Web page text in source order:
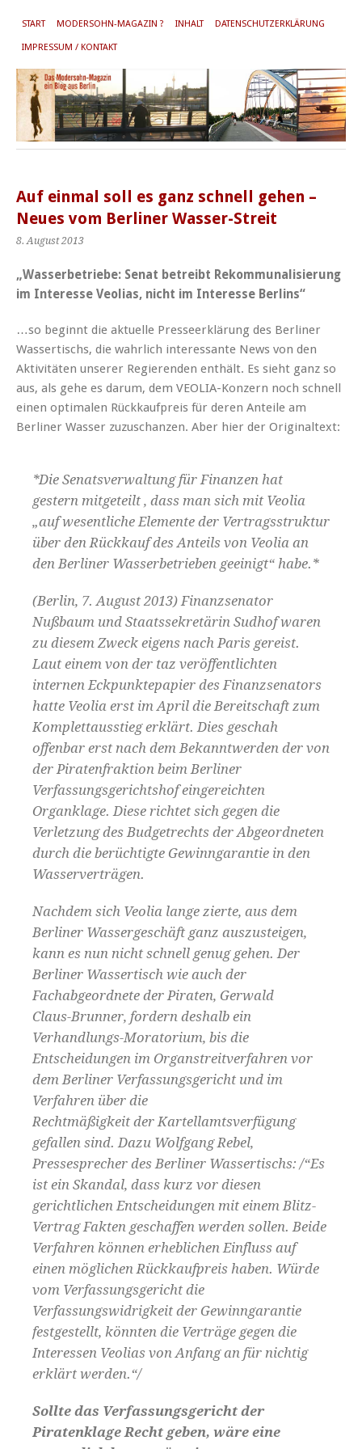
START MODERSOHN-MAGAZIN ? INHALT DATENSCHUTZERKLÄRUNG
IMPRESSUM / KONTAKT
Auf einmal soll es ganz schnell gehen –
Neues vom Berliner Wasser-Streit
8. August 2013
„Wasserbetriebe: Senat betreibt Rekommunalisierung
im Interesse Veolias, nicht im Interesse Berlins“
…so beginnt die aktuelle Presseerklärung des Berliner
Wassertischs, die wahrlich interessante News von den
Aktivitäten unserer Regierenden enthält. Es sieht ganz so
aus, als gehe es darum, dem VEOLIA-Konzern noch schnell
einen optimalen Rückkaufpreis für deren Anteile am
Berliner Wasser zuzuschanzen. Aber hier der Originaltext:
*Die Senatsverwaltung für Finanzen hat
gestern mitgeteilt , dass man sich mit Veolia
„auf wesentliche Elemente der Vertragsstruktur
über den Rückkauf des Anteils von Veolia an
den Berliner Wasserbetrieben geeinigt“ habe.*
(Berlin, 7. August 2013) Finanzsenator
Nußbaum und Staatssekretärin Sudhof waren
zu diesem Zweck eigens nach Paris gereist.
Laut einem von der taz veröffentlichten
internen Eckpunktepapier des Finanzsenators
hatte Veolia erst im April die Bereitschaft zum
Komplettausstieg erklärt. Dies geschah
offenbar erst nach dem Bekanntwerden der von
der Piratenfraktion beim Berliner
Verfassungsgerichtshof eingereichten
Organklage. Diese richtet sich gegen die
Verletzung des Budgetrechts der Abgeordneten
durch die berüchtigte Gewinngarantie in den
Wasserverträgen.
Nachdem sich Veolia lange zierte, aus dem
Berliner Wassergeschäft ganz auszusteigen,
kann es nun nicht schnell genug gehen. Der
Berliner Wassertisch wie auch der
Fachabgeordnete der Piraten, Gerwald
Claus-Brunner, fordern deshalb ein
Verhandlungs-Moratorium, bis die
Entscheidungen im Organstreitverfahren vor
dem Berliner Verfassungsgericht und im
Verfahren über die
Rechtmäßigkeit der Kartellamtsverfügung
gefallen sind. Dazu Wolfgang Rebel,
Pressesprecher des Berliner Wassertischs: /“Es
ist ein Skandal, dass kurz vor diesen
gerichtlichen Entscheidungen mit einem Blitz-
Vertrag Fakten geschaffen werden sollen. Beide
Verfahren können erheblichen Einfluss auf
einen möglichen Rückkaufpreis haben. Würde
vom Verfassungsgericht die
Verfassungswidrigkeit der Gewinngarantie
festgestellt, könnten die Verträge gegen die
Interessen Veolias von Anfang an für nichtig
erklärt werden.“/
Sollte das Verfassungsgericht der
Piratenklage Recht geben, wäre eine